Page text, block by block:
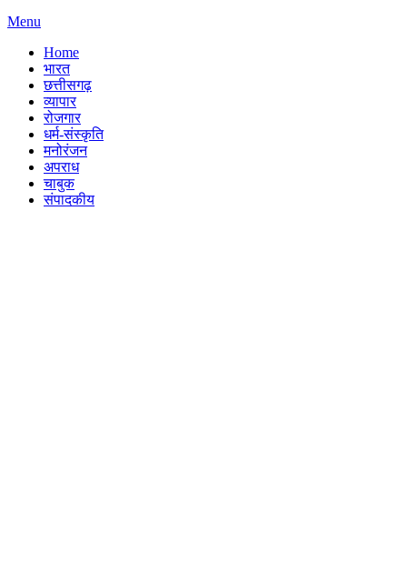
Menu
Home
भारत
छत्तीसगढ़
व्यापार
रोजगार
धर्म-संस्कृति
मनोरंजन
अपराध
चाबुक
संपादकीय